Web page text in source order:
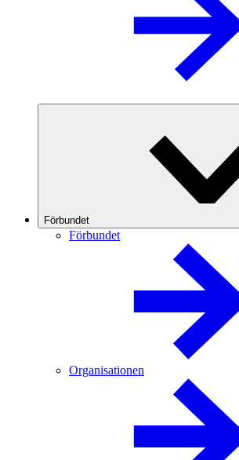
Förbundet
Förbundet
Organisationen